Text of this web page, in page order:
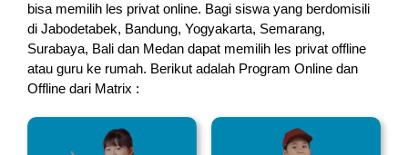
bisa memilih les privat online. Bagi siswa yang berdomisili
di Jabodetabek, Bandung, Yogyakarta, Semarang,
Surabaya, Bali dan Medan dapat memilih les privat offline
atau guru ke rumah. Berikut adalah Program Online dan
Offline dari Matrix :